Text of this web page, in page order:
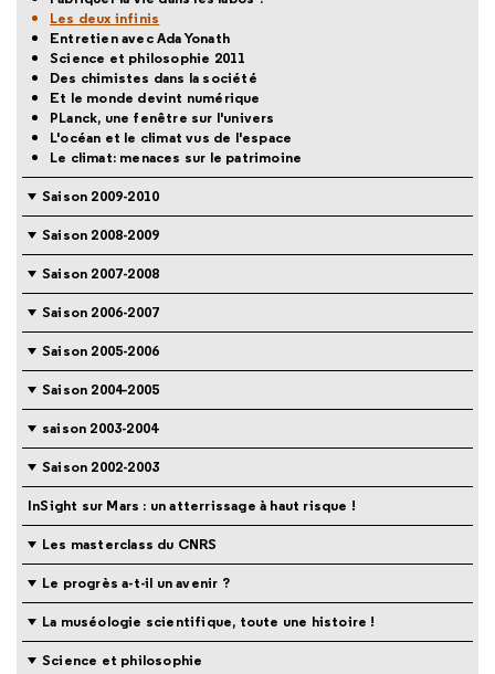
Les deux infinis
Entretien avec Ada Yonath
Science et philosophie 2011
Des chimistes dans la société
Et le monde devint numérique
PLanck, une fenêtre sur l'univers
L'océan et le climat vus de l'espace
Le climat: menaces sur le patrimoine
Saison 2009-2010
Saison 2008-2009
Saison 2007-2008
Saison 2006-2007
Saison 2005-2006
Saison 2004-2005
saison 2003-2004
Saison 2002-2003
InSight sur Mars : un atterrissage à haut risque !
Les masterclass du CNRS
Le progrès a-t-il un avenir ?
La muséologie scientifique, toute une histoire !
Science et philosophie